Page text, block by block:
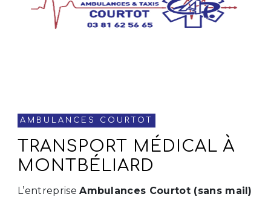
AMBULANCES COURTOT
TRANSPORT MÉDICAL À
MONTBÉLIARD
L’entrepriseAmbulances Courtot (sans mail)